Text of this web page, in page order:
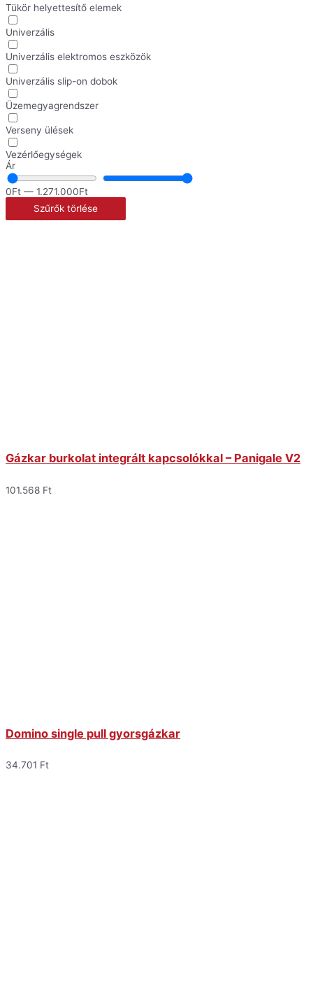
Tükör helyettesítő elemek
Univerzális
Univerzális elektromos eszközök
Univerzális slip-on dobok
Üzemegyagrendszer
Verseny ülések
Vezérlőegységek
Ár
0Ft — 1.271.000Ft
Szűrők törlése
Gázkar burkolat integrált kapcsolókkal – Panigale V2
101.568 Ft
Domino single pull gyorsgázkar
34.701 Ft